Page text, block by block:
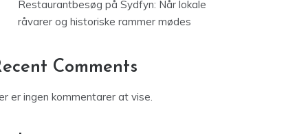
Restaurantbesøg på Sydfyn: Når lokale
råvarer og historiske rammer mødes
Comments
er ingen kommentarer at vise.